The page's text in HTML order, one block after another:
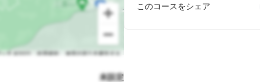
未設定
このコースをシェア